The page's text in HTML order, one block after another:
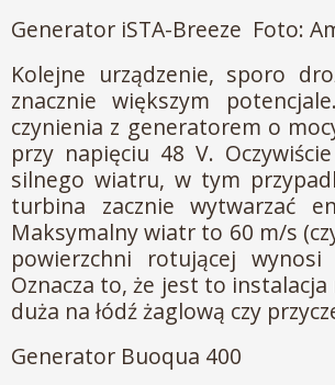
Generator iSTA-Breeze Foto:
Kolejne urządzenie, sporo
znacznie większym
czynienia z generatorem o
przy napięciu 48 V.
silnego wiatru, w tym
turbina zacznie wytwarzać
Maksymalny wiatr to 60 m/s
powierzchni rotującej
Oznacza to, że jest to
duża na łódź żaglową czy
Generator Buoqua 400